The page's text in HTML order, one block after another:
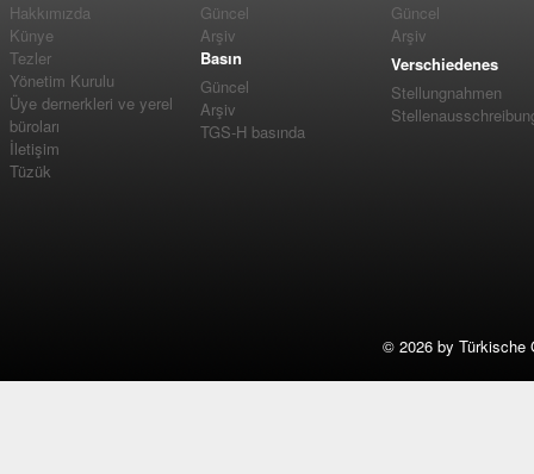
Hakkımızda
Künye
Tezler
Yönetim Kurulu
Üye dernerkleri ve yerel
büroları
İletişim
Tüzük
Güncel
Arşiv
Basın
Güncel
Arşiv
TGS-H basında
Güncel
Arşiv
Verschiedenes
Stellungnahmen
© 2026 by Türkische